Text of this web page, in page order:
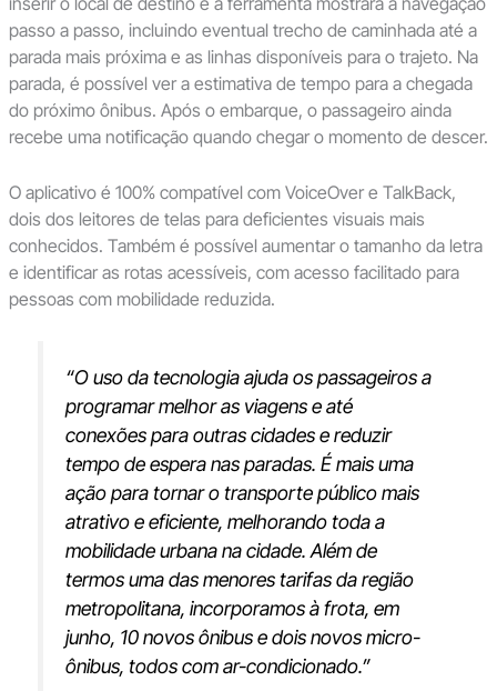
passo a passo, incluindo eventual trecho de caminhada até a
parada mais próxima e as linhas disponíveis para o trajeto. Na
parada, é possível ver a estimativa de tempo para a chegada
do próximo ônibus. Após o embarque, o passageiro ainda
recebe uma notificação quando chegar o momento de descer.
O aplicativo é 100% compatível com VoiceOver e TalkBack,
dois dos leitores de telas para deficientes visuais mais
conhecidos. Também é possível aumentar o tamanho da letra
e identificar as rotas acessíveis, com acesso facilitado para
pessoas com mobilidade reduzida.
“O uso da tecnologia ajuda os passageiros a
programar melhor as viagens e até
conexões para outras cidades e reduzir
tempo de espera nas paradas. É mais uma
ação para tornar o transporte público mais
atrativo e eficiente, melhorando toda a
mobilidade urbana na cidade. Além de
termos uma das menores tarifas da região
metropolitana, incorporamos à frota, em
junho, 10 novos ônibus e dois novos micro-
ônibus, todos com ar-condicionado.”